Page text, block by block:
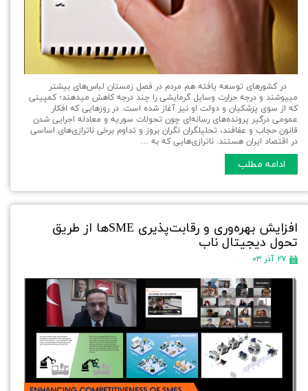
در كشورهای توسعه يافته هم مردم در فصل زمستان لباس‌های بيشتر
میپوشند و درجه حرارت وسايل گرمايشی را چند درجه كاهش میدهند؛ کمپینی
که از سوی پزشکیان و دولت او نیز آغاز شده است. در روزهایی كه افكار
عمومی درگیر پرونده‌های رسانه‌ای چون تحولات سوریه و معادله اجرایی شدن
قانون حجاب و عفافند، تحلیلگران نگران بروز و تداوم برخی ناترازی‌های اساسی
در اقتصاد ایران هستند. ناترازی‌هایی كه به …
ادامه مطلب
افزایش بهره‌وری و رقابت‌پذیری SME‌ها از طریق
تحول دیجیتال ناب
۲۷ آذر ۰۳